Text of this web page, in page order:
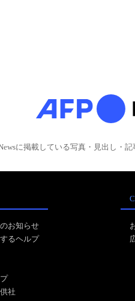
に掲載している写真・見出し・
お知らせ
るヘルプ
社